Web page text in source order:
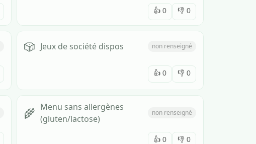
👍 0 👎 0
🎲 Jeux de société dispos non renseigné
👍 0 👎 0
🌾 Menu sans allergènes
(gluten/lactose)
non renseigné
👍 0 👎 0